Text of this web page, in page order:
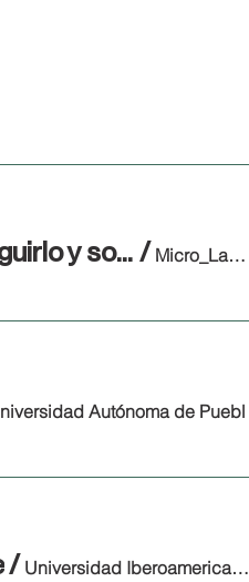
Micro_Lab 01 - ¿Vale la pena hacer un posgrado? Cómo conseguirlo y sobrevivir al proceso / Micro_Lab Virtual
Autónoma de Puebl
/ Universidad Iberoamericana Puebla